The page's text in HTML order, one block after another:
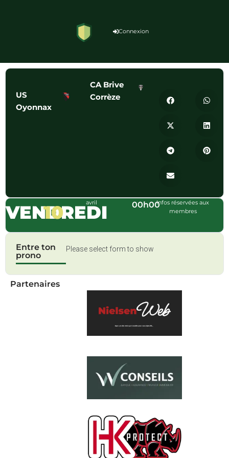
Connexion
US
Oyonnax
CA Brive
Corrèze
VENDREDI
10 avril 00h00Infos réservées aux
membres
Entre ton
prono
Please select form to show
Partenaires